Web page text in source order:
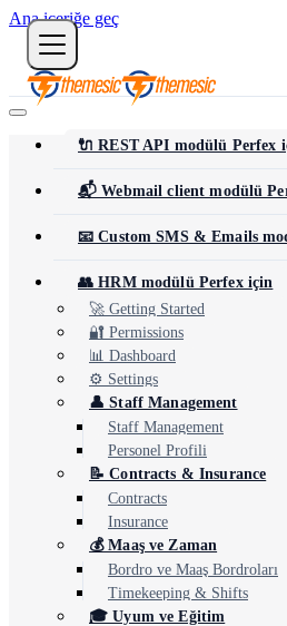
Ana içeriğe geç
🔌 REST API modülü Perfex
📬 Webmail client modülü
📧 Custom SMS & Emails
👥 HRM modülü Perfex için
🚀 Getting Started
🔐 Permissions
📊 Dashboard
⚙️ Settings
👤 Staff Management
Staff Management
Personel Profili
📝 Contracts & Insurance
Contracts
Insurance
💰 Maaş ve Zaman
Bordro ve Maaş Bordroları
Timekeeping & Shifts
🎓 Uyum ve Eğitim